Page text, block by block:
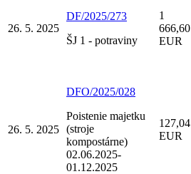
26. 5. 2025
DF/2025/273
ŠJ 1 - potraviny
1
666,60
EUR
26. 5. 2025
DFO/2025/028
Poistenie majetku
(stroje
kompostárne)
02.06.2025-
01.12.2025
127,04
EUR